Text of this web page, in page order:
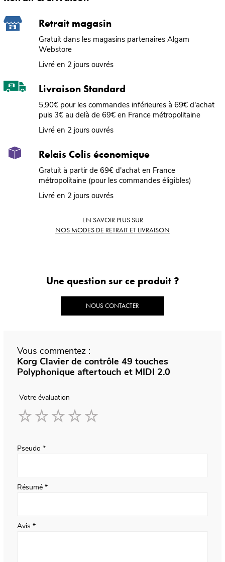
Retrait magasin
Gratuit dans les magasins partenaires Algam
Webstore
Livré en 2 jours ouvrés
Livraison Standard
5,90€ pour les commandes inférieures à 69€ d'achat
puis 3€ au delà de 69€ en France métropolitaine
Livré en 2 jours ouvrés
Relais Colis économique
Gratuit à partir de 69€ d'achat en France
métropolitaine (pour les commandes éligibles)
Livré en 2 jours ouvrés
EN SAVOIR PLUS SUR
NOS MODES DE RETRAIT ET LIVRAISON
Une question sur ce produit ?
NOUS CONTACTER
Vous commentez :
Korg Clavier de contrôle 49 touches
Polyphonique aftertouch et MIDI 2.0
Votre évaluation
Pseudo
Résumé
Avis